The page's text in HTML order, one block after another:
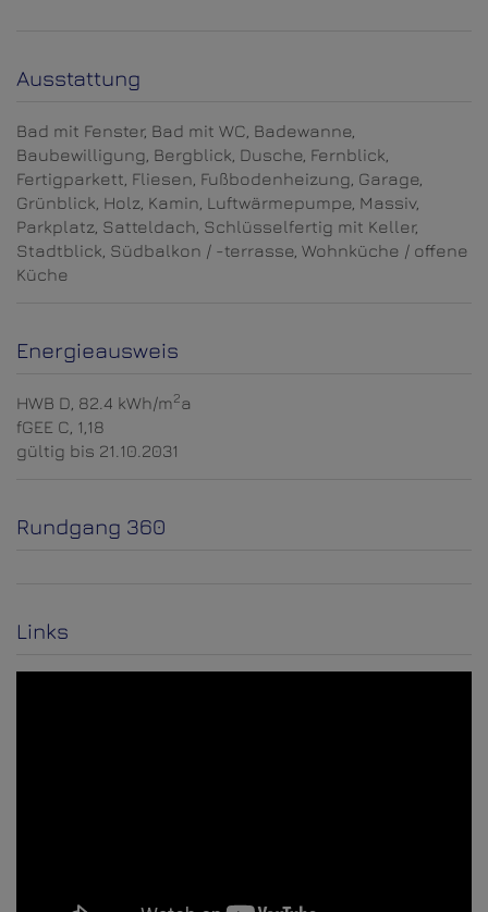
Ausstattung
Bad mit Fenster Bad mit WC Badewanne
Baubewilligung Bergblick Dusche Fernblick
Fertigparkett Fliesen Fußbodenheizung Garage
Grünblick Holz Kamin Luftwärmepumpe Massiv
Parkplatz Satteldach Schlüsselfertig mit Keller
Stadtblick Südbalkon / -terrasse Wohnküche / offene
Küche
Energieausweis
HWB D, 82.4 kWh/m2a
fGEE C, 1,18
gültig bis 21.10.2031
Rundgang 360
Links